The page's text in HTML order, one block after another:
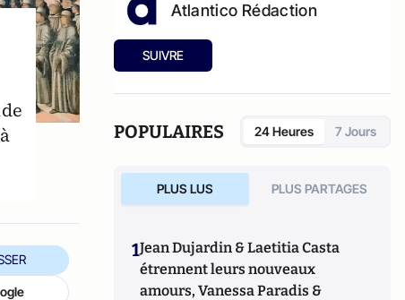
Atlantico Rédaction
SUIVRE
POPULAIRES 24 Heures 7 Jours
PLUS LUS PLUS PARTAGES
1Jean Dujardin & Laetitia Casta
étrennent leurs nouveaux
amours, Vanessa Paradis &